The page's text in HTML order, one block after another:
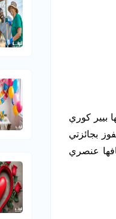
مع زوجها بيير كوري
بجائزتي
تقديرًا لاكتشافها عنصري